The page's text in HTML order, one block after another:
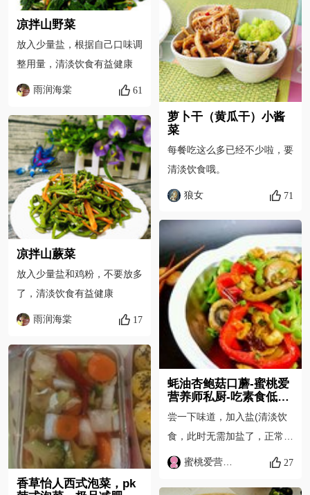
凉拌山野菜
放入少量盐，根据自己口味调
整用量，清淡饮食有益健康
雨润海棠 61
凉拌山蕨菜
放入少量盐和鸡粉，不要放多
了，清淡饮食有益健康
雨润海棠 17
香草怡人西式泡菜，pk
萝卜干（黄瓜干）小酱
菜
每餐吃这么多已经不少啦，要
清淡饮食哦。
狼女 71
蚝油杏鲍菇口蘑-蜜桃爱
营养师私厨-吃素食低卡
减肥健身抗癌
尝一下味道，加入盐(清淡饮
食，此时无需加盐了，正常口
味还需一点点盐)、糖15g左
蜜桃爱营养师私厨 27